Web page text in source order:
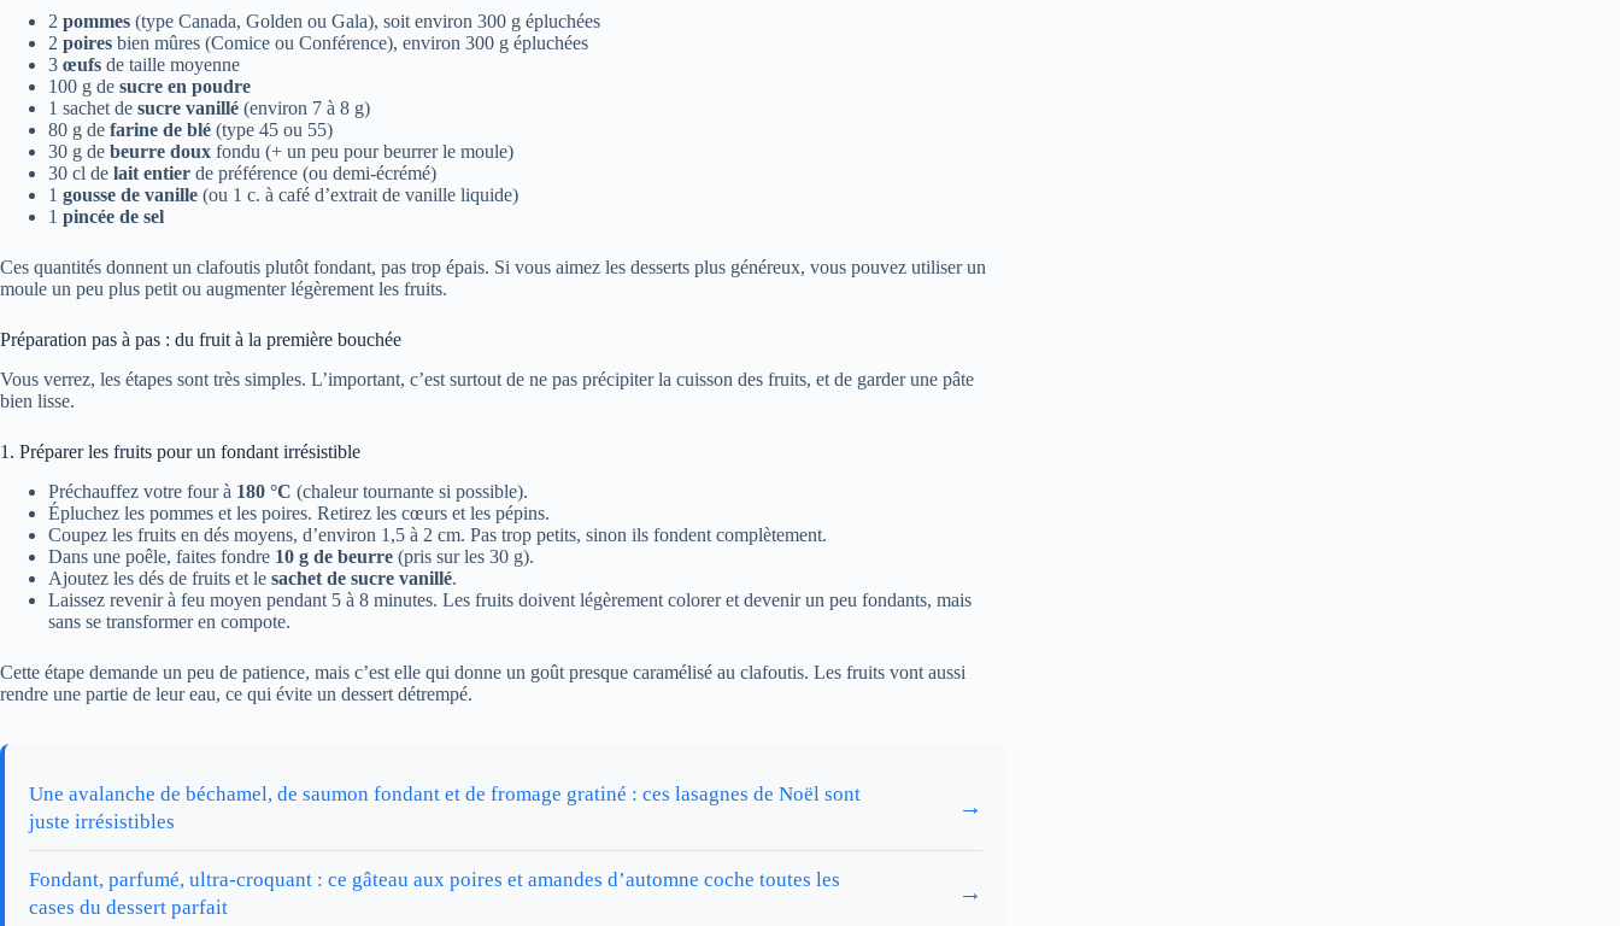
2 pommes (type Canada, Golden ou Gala), soit environ 300 g épluchées
2 poires bien mûres (Comice ou Conférence), environ 300 g épluchées
3 œufs de taille moyenne
100 g de sucre en poudre
1 sachet de sucre vanillé (environ 7 à 8 g)
80 g de farine de blé (type 45 ou 55)
30 g de beurre doux fondu (+ un peu pour beurrer le moule)
30 cl de lait entier de préférence (ou demi-écrémé)
1 gousse de vanille (ou 1 c. à café d’extrait de vanille liquide)
1 pincée de sel
Ces quantités donnent un clafoutis plutôt fondant, pas trop épais. Si vous aimez les desserts plus généreux, vous pouvez utiliser un
moule un peu plus petit ou augmenter légèrement les fruits.
Préparation pas à pas : du fruit à la première bouchée
Vous verrez, les étapes sont très simples. L’important, c’est surtout de ne pas précipiter la cuisson des fruits, et de garder une pâte
bien lisse.
1. Préparer les fruits pour un fondant irrésistible
Préchauffez votre four à 180 °C (chaleur tournante si possible).
Épluchez les pommes et les poires. Retirez les cœurs et les pépins.
Coupez les fruits en dés moyens, d’environ 1,5 à 2 cm. Pas trop petits, sinon ils fondent complètement.
Dans une poêle, faites fondre 10 g de beurre (pris sur les 30 g).
Ajoutez les dés de fruits et le sachet de sucre vanillé.
Laissez revenir à feu moyen pendant 5 à 8 minutes. Les fruits doivent légèrement colorer et devenir un peu fondants, mais
sans se transformer en compote.
Cette étape demande un peu de patience, mais c’est elle qui donne un goût presque caramélisé au clafoutis. Les fruits vont aussi
rendre une partie de leur eau, ce qui évite un dessert détrempé.
Une avalanche de béchamel, de saumon fondant et de fromage gratiné : ces lasagnes de Noël sont
juste irrésistibles
→
Fondant, parfumé, ultra-croquant : ce gâteau aux poires et amandes d’automne coche toutes les
cases du dessert parfait
→